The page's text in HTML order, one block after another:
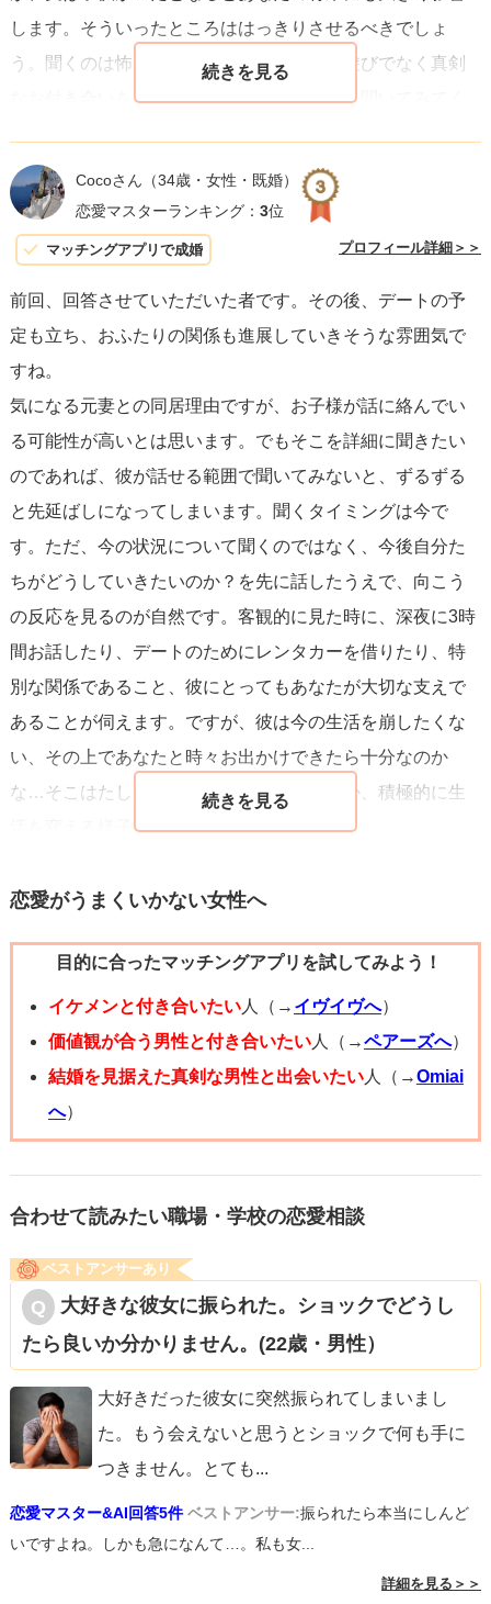
します。そういったところははっきりさせるべきでしょ
う。聞くのは怖いと思いますが、あなたも遊びでなく真剣
なお付き合いをしているつもりならしっかり聞いてみてく
Cocoさん （34歳・女性・既婚）
恋愛マスターランキング： 3位
マッチングアプリで成婚 プロフィール詳細＞＞
前回、回答させていただいた者です。その後、デートの予
定も立ち、おふたりの関係も進展していきそうな雰囲気で
すね。
気になる元妻との同居理由ですが、お子様が話に絡んでい
る可能性が高いとは思います。でもそこを詳細に聞きたい
のであれば、彼が話せる範囲で聞いてみないと、ずるずる
と先延ばしになってしまいます。聞くタイミングは今で
す。ただ、今の状況について聞くのではなく、今後自分た
ちがどうしていきたいのか？を先に話したうえで、向こう
の反応を見るのが自然です。客観的に見た時に、深夜に3時
間お話したり、デートのためにレンタカーを借りたり、特
別な関係であること、彼にとってもあなたが大切な支えで
あることが伺えます。ですが、彼は今の生活を崩したくな
い、その上であなたと時々お出かけできたら十分なのか
な…そこはたしかに来るもの拒まずというか、積極的に生
活を変える様子ではありませんよね。
聞き方ですが、あなたが自分の気持ちを先に伝えられるの
「この1年で〇〇さんとこんなに仲良くなれて嬉しい。今後
も仲を深めていきたいけれど、どう思ってる？」
「ずっと聞けなかったんだけど、～～～（離婚のことを切
り出す）」
「今後私は、あなたと～～～な関係を望んでいるんだけ
ど、あなたはどうしていきたいの？」
など、自分から先に話すと、向こうも話しやすいのかなと
応援しています。
恋愛がうまくいかない女性へ
目的に合ったマッチングアプリを試してみよう！
イケメンと付き合いたい人（→ イヴイヴへ）
価値観が合う男性と付き合いたい人（→ペアーズへ）
結婚を見据えた真剣な男性と出会いたい人（→Omiai
へ）
合わせて読みたい職場・学校の恋愛相談
ベストアンサーあり
大好きな彼女に振られた。ショックでどうし
たら良いか分かりません。(22歳・男性）
大好きだった彼女に突然振られてしまいまし
た。もう会えないと思うとショックで何も手に
つきません。とても...
恋愛マスター&AI回答5件 ベストアンサー:振られたら本当にしんど
いですよね。しかも急になんて…。私も女...
詳細を見る＞＞